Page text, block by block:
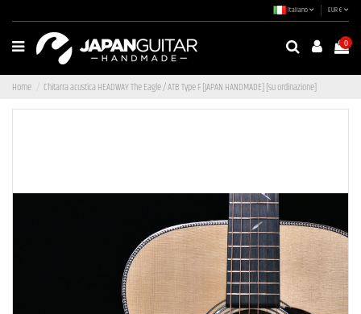
Italiano EUR €
0
Home Chitarra acustica HEADWAY The Eagle / ATB Type F [JAPAN HANDMADE] [su ordinazione]